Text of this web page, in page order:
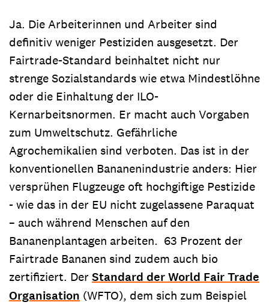
Ja. Die Arbeiterinnen und Arbeiter sind
definitiv weniger Pestiziden ausgesetzt. Der
Fairtrade-Standard beinhaltet nicht nur
strenge Sozialstandards wie etwa Mindestlöhne
oder die Einhaltung der ILO-
Kernarbeitsnormen. Er macht auch Vorgaben
zum Umweltschutz. Gefährliche
Agrochemikalien sind verboten. Das ist in der
konventionellen Bananenindustrie anders: Hier
versprühen Flugzeuge oft hochgiftige Pestizide
- wie das in der EU nicht zugelassene Paraquat
– auch während Menschen auf den
Bananenplantagen arbeiten. 63 Prozent der
Fairtrade Bananen sind zudem auch bio
zertifiziert. Der Standard der World Fair Trade
Organisation (WFTO), dem sich zum Beispiel